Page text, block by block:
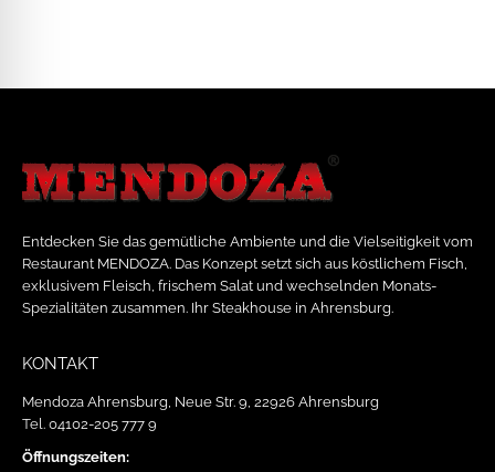
Entdecken Sie das gemütliche Ambiente und die Vielseitigkeit vom
Restaurant MENDOZA. Das Konzept setzt sich aus köstlichem Fisch,
exklusivem Fleisch, frischem Salat und wechselnden Monats-
Spezialitäten zusammen. Ihr Steakhouse in Ahrensburg.
KONTAKT
Mendoza Ahrensburg, Neue Str. 9, 22926 Ahrensburg
Tel. 04102-205 777 9
Öffnungszeiten: